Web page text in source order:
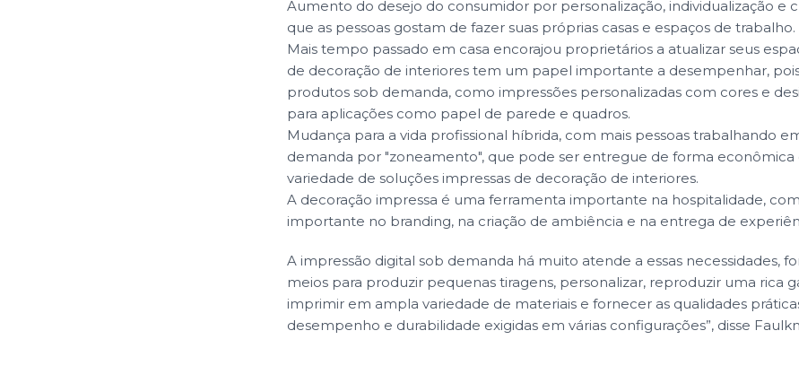
Aumento do desejo do consumidor por personalização, individualização e
que as pessoas gostam de fazer suas próprias casas e espaços de trabalho.
Mais tempo passado em casa encorajou proprietários a atualizar seus
de decoração de interiores tem um papel importante a desempenhar,
produtos sob demanda, como impressões personalizadas com cores e
para aplicações como papel de parede e quadros.
Mudança para a vida profissional híbrida, com mais pessoas trabalhando
demanda por "zoneamento", que pode ser entregue de forma econômica
variedade de soluções impressas de decoração de interiores.
A decoração impressa é uma ferramenta importante na hospitalidade,
importante no branding, na criação de ambiência e na entrega de
A impressão digital sob demanda há muito atende a essas necessidades,
meios para produzir pequenas tiragens, personalizar, reproduzir uma rica
imprimir em ampla variedade de materiais e fornecer as qualidades
desempenho e durabilidade exigidas em várias configurações”, disse